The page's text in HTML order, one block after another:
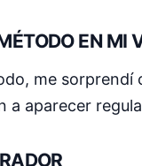
EN MI
me sorprendí
a aparecer